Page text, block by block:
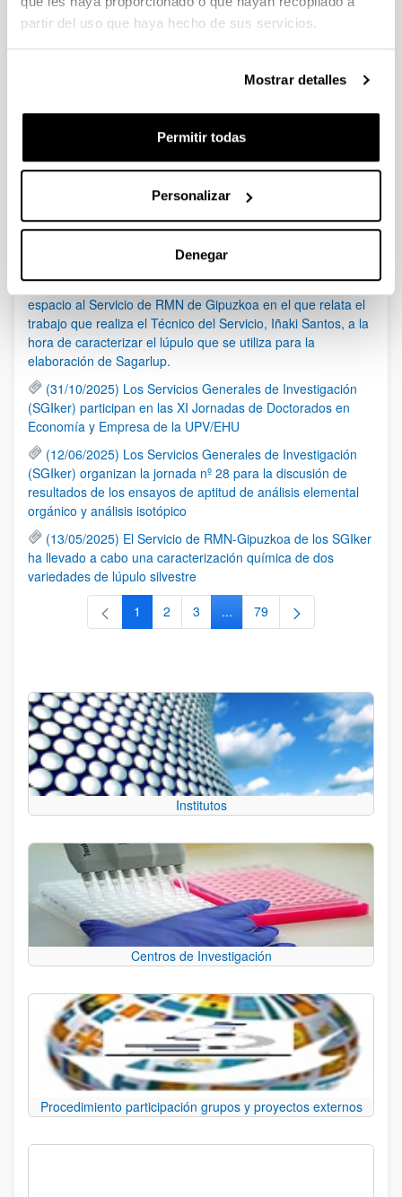
partir del uso que haya hecho de sus servicios.
Mostrar detalles
Permitir todas
Personalizar
Denegar
Incorporación
Plazo de presentación cerrado: 17/12/2019 - 21/01/2020 14:00
Páginas intermedias Use TAB para
PáginaPágina
RSS
(21/05/2026) Los Servicios Generales de Investigación
la IA en investigación, con la colaboración de Elsevier
(17/03/2026) El programa de ETB Tecnólopis dedica un
espacio al Servicio de RMN de Gipuzkoa en el que relata el
trabajo que realiza el Técnico del Servicio, Iñaki Santos, a la
hora de caracterizar el lúpulo que se utiliza para la
elaboración de Sagarlup.
(31/10/2025) Los Servicios Generales de Investigación
(SGIker) participan en las XI Jornadas de Doctorados en
Economía y Empresa de la UPV/EHU
(12/06/2025) Los Servicios Generales de Investigación
(SGIker) organizan la jornada nº 28 para la discusión de
resultados de los ensayos de aptitud de análisis elemental
orgánico y análisis isotópico
(13/05/2025) El Servicio de RMN-Gipuzkoa de los SGIker
ha llevado a cabo una caracterización química de dos
variedades de lúpulo silvestre
Página
1 Página
2 Página
3 ...Páginas intermedias Use TAB
Página
79
Institutos
Centros de Investigación
Procedimiento participación grupos y proyectos externos